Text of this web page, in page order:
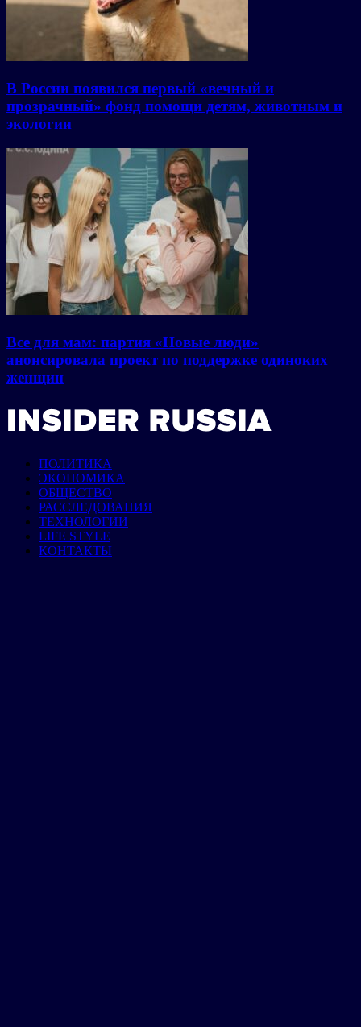
В России появился первый «вечный и
прозрачный» фонд помощи детям, животным и
экологии
Все для мам: партия «Новые люди»
анонсировала проект по поддержке одиноких
женщин
ПОЛИТИКА
ЭКОНОМИКА
ОБЩЕСТВО
РАССЛЕДОВАНИЯ
ТЕХНОЛОГИИ
LIFE STYLE
КОНТАКТЫ